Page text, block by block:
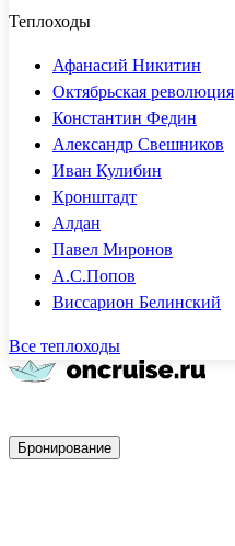
Теплоходы
Афанасий Никитин
Октябрьская революция
Константин Федин
Александр Свешников
Иван Кулибин
Кронштадт
Алдан
Павел Миронов
А.С.Попов
Виссарион Белинский
Все теплоходы
Бронирование